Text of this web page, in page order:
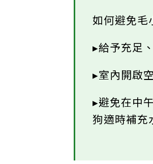
如何避免毛
▸給予充足
▸室內開啟
▸避免在中
狗適時補充